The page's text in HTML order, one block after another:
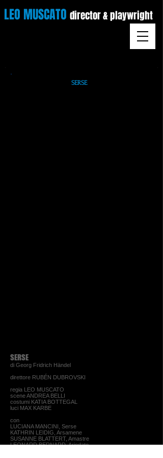
LEO MUSCATO director &playwright
SERSE
SERSE
di Georg Fridrich Händel
direttore RUBÉN DUBROVSKI
regia LEO MUSCATO
scene ANDREA BELLI
costumi KATIA BOTTEGAL
luci MAX KARBE
con
LUCIANA MANCINI, Serse
KATHRIN LEIDIG, Arsamene
SUSANNE BLATTERT, Amastre
LEONARD BERNARD, Ariodate